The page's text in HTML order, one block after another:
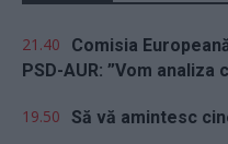
21.40
Comisia
PSD-AUR: ”Vom analiza
19.50 Să vă amintesc